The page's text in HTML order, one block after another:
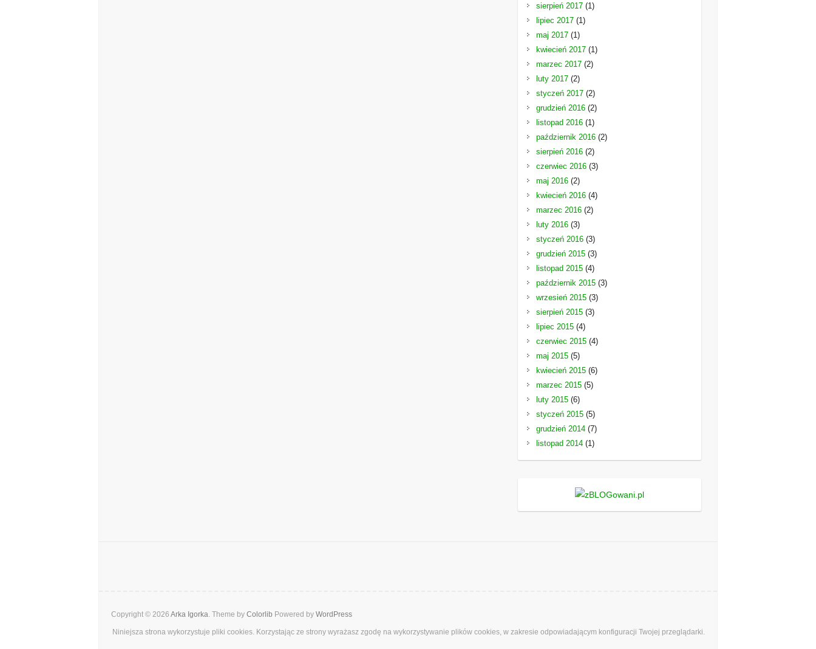
sierpień 2017(1)
lipiec 2017(1)
maj 2017(1)
kwiecień 2017(1)
marzec 2017(2)
luty 2017(2)
styczeń 2017(2)
grudzień 2016(2)
listopad 2016(1)
październik 2016(2)
sierpień 2016(2)
czerwiec 2016(3)
maj 2016(2)
kwiecień 2016(4)
marzec 2016(2)
luty 2016(3)
styczeń 2016(3)
grudzień 2015(3)
listopad 2015(4)
październik 2015(3)
wrzesień 2015(3)
sierpień 2015(3)
lipiec 2015(4)
czerwiec 2015(4)
maj 2015(5)
kwiecień 2015(6)
marzec 2015(5)
luty 2015(6)
styczeń 2015(5)
grudzień 2014(7)
listopad 2014(1)
Copyright © 2026 Arka Igorka . Theme by Colorlib Powered by WordPress
Niniejsza strona wykorzystuje pliki cookies. Korzystając ze strony wyrażasz zgodę na wykorzystywanie plików cookies, w zakresie odpowiadającym konfiguracji Twojej przeglądarki.